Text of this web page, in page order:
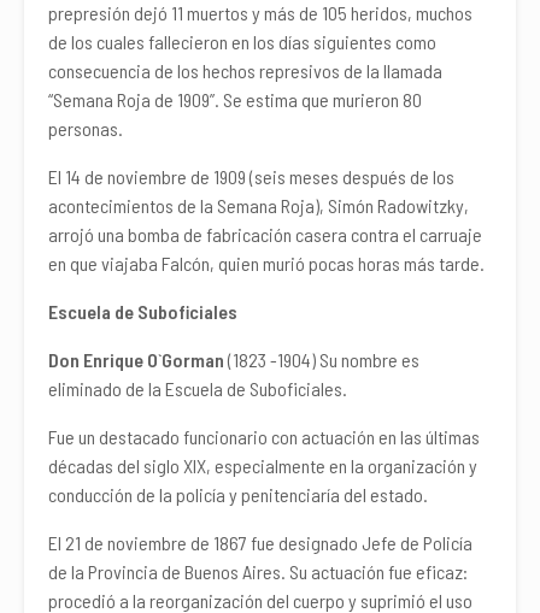
prepresión dejó 11 muertos y más de 105 heridos, muchos
de los cuales fallecieron en los días siguientes como
consecuencia de los hechos represivos de la llamada
“Semana Roja de 1909”. Se estima que murieron 80
personas.
El 14 de noviembre de 1909 (seis meses después de los
acontecimientos de la Semana Roja), Simón Radowitzky,
arrojó una bomba de fabricación casera contra el carruaje
en que viajaba Falcón, quien murió pocas horas más tarde.
Escuela de Suboficiales
Don Enrique O`Gorman (1823 -1904) Su nombre es
eliminado de la Escuela de Suboficiales.
Fue un destacado funcionario con actuación en las últimas
décadas del siglo XIX, especialmente en la organización y
conducción de la policía y penitenciaría del estado.
El 21 de noviembre de 1867 fue designado Jefe de Policía
de la Provincia de Buenos Aires. Su actuación fue eficaz:
procedió a la reorganización del cuerpo y suprimió el uso